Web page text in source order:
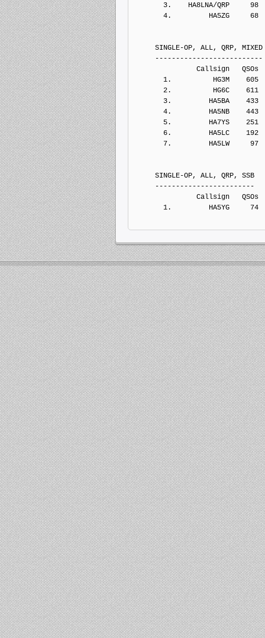
3.    HA8LNA/QRP     98
4.         HA5ZG     68
SINGLE-OP, ALL, QRP, MIXED
--------------------------
Callsign   QSOs  Points
1.          HG3M    605
2.          HG6C    611
3.         HA5BA    433
4.         HA5NB    443
5.         HA7YS    251
6.         HA5LC    192
7.         HA5LW     97
SINGLE-OP, ALL, QRP, SSB
------------------------
Callsign   QSOs  Points
1.         HA5YG     74